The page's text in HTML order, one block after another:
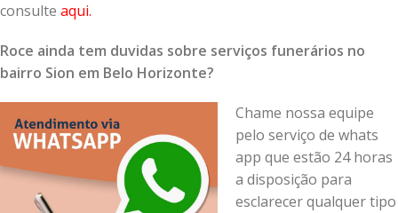
consulte aqui.
Roce ainda tem duvidas sobre serviços funerários no
bairro Sion em Belo Horizonte?
Chame nossa equipe
pelo serviço de whats
app que estão 24 horas
a disposição para
esclarecer qualquer tipo